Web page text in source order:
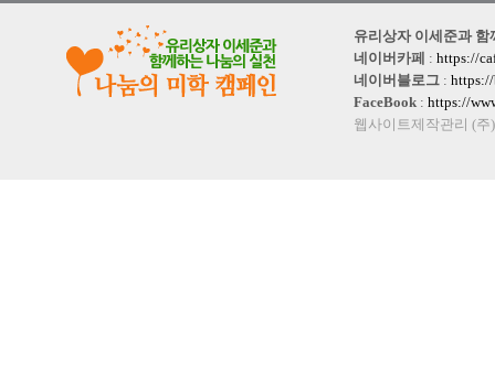
유리상자 이세준과 함
네이버카페
: https://
네이버블로그 :
FaceBook : https://
웹사이트제작관리 (